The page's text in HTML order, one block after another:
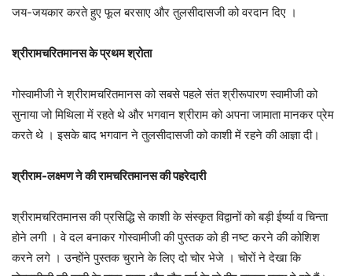
जय-जयकार करते हुए फूल बरसाए और तुलसीदासजी को वरदान दिए ।
श्रीरामचरितमानस के प्रथम श्रोता
गोस्वामीजी ने श्रीरामचरितमानस को सबसे पहले संत श्रीरूपारण स्वामीजी को
सुनाया जो मिथिला में रहते थे और भगवान श्रीराम को अपना जामाता मानकर प्रेम
करते थे । इसके बाद भगवान ने तुलसीदासजी को काशी में रहने की आज्ञा दी।
श्रीराम-लक्ष्मण ने की रामचरितमानस की पहरेदारी
श्रीरामचरितमानस की प्रसिद्धि से काशी के संस्कृत विद्वानों को बड़ी ईर्ष्या व चिन्ता
होने लगी । वे दल बनाकर गोस्वामीजी की पुस्तक को ही नष्ट करने की कोशिश
करने लगे । उन्होंने पुस्तक चुराने के लिए दो चोर भेजे । चोरों ने देखा कि